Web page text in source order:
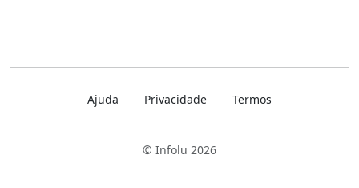
Ajuda Privacidade Termos
© Infolu 2026